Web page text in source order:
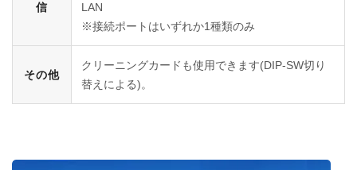
信
LAN
※接続ポートはいずれか1種類のみ
その他
クリーニングカードも使用できます(DIP-SW切り
替えによる)。